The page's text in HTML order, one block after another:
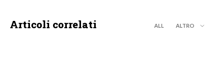
Articoli correlati ALL ALTRO